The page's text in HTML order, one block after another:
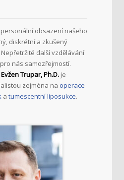
obsazení našeho
diskrétní a zkušený
další vzdělávání
nás samozřejmostí.
Trupar, Ph.D. je
zejména na operace
a tumescentní liposukce.